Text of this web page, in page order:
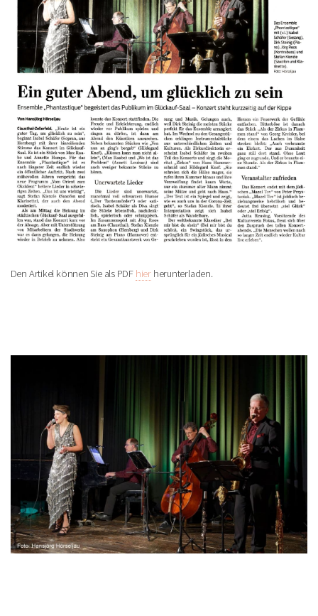
Den Artikel können Sie als PDF hierherunterladen.